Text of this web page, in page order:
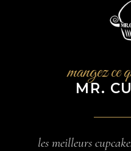
mangez ce
MR.
les meilleurs